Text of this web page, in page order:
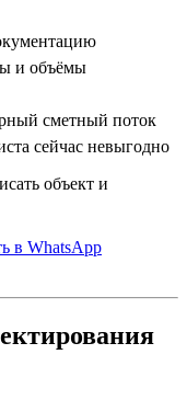
и объёмы
сметный поток
сейчас невыгодно
объект и
в WhatsApp